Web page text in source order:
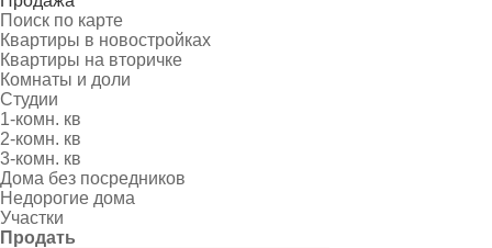
Поиск по карте
Квартиры в новостройках
Квартиры на вторичке
Комнаты и доли
Студии
1-комн. кв
2-комн. кв
3-комн. кв
Дома без посредников
Недорогие дома
Участки
Продать